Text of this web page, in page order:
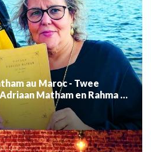
au Maroc - Twee
Matham en Rahma el